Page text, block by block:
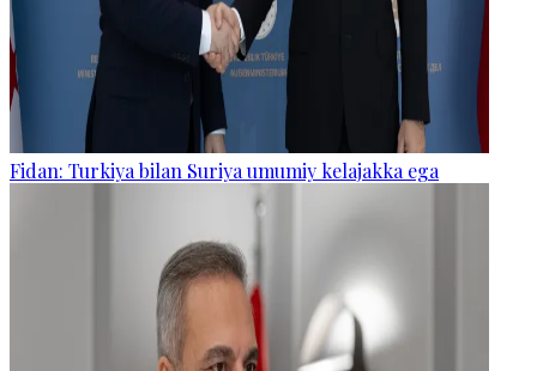
Fidan: Turkiya bilan Suriya umumiy kelajakka ega